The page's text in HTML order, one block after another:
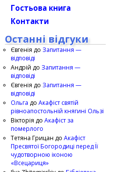
Гостьова книга
Контакти
Останні відгуки
Євгенія до Запитання —
відповіді
Андрій до Запитання —
відповіді
Євгенія до Запитання —
відповіді
Ольга до Акафіст святій
рівноапостольній княгині Ользі
Вікторія до Акафіст за
померлого
Тетяна Грицан до Акафіст
Пресвятої Богородиці перед Її
чудотворною іконою
«Всецариця»